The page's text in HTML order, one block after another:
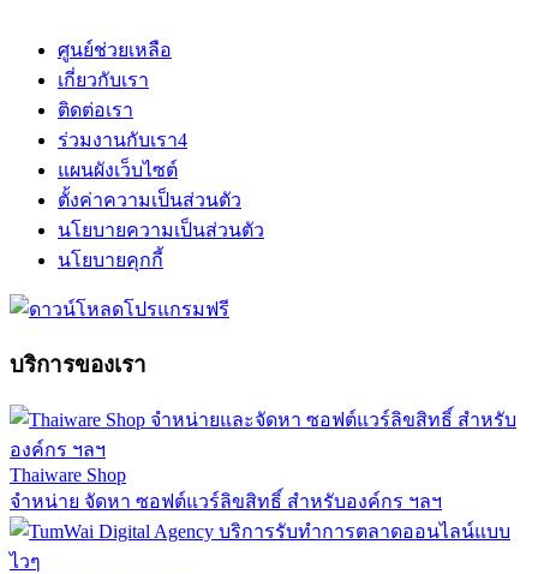
ศูนย์ช่วยเหลือ
เกี่ยวกับเรา
ติดต่อเรา
ร่วมงานกับเรา4
แผนผังเว็บไซต์
ตั้งค่าความเป็นส่วนตัว
นโยบายความเป็นส่วนตัว
นโยบายคุกกี้
บริการของเรา
Thaiware Shop
จำหน่าย จัดหา ซอฟต์แวร์ลิขสิทธิ์ สำหรับองค์กร ฯลฯ